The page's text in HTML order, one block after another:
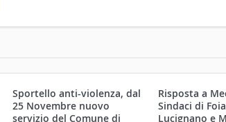
Sportello anti-violenza, dal
25 Novembre nuovo
servizio del Comune di
Risposta a
Sindaci di
Lucignano e